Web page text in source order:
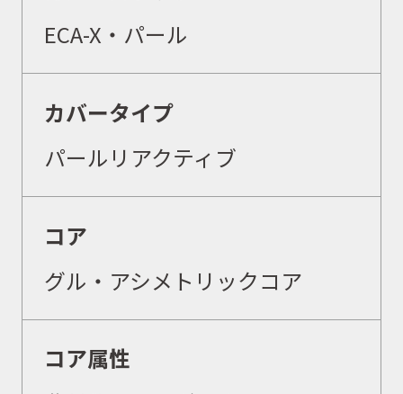
ECA-X・パール
カバータイプ
パールリアクティブ
コア
グル・アシメトリックコア
コア属性